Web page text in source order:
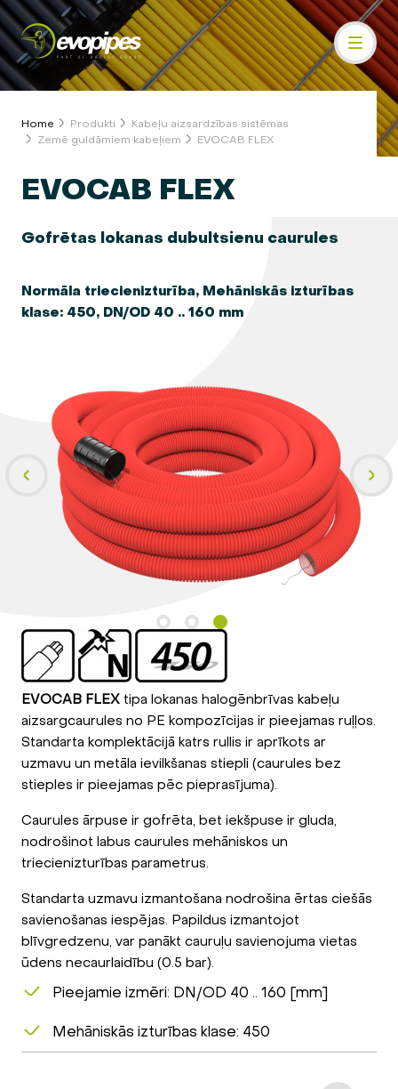
Home Produkti
Kabeļu aizsardzības sistēmas
Zemē guldāmiem kabeļiem
EVOCAB FLEX
EVOCAB FLEX
Gofrētas lokanas dubultsienu caurules
Normāla triecienizturība, Mehāniskās izturības
klase: 450, DN/OD 40 .. 160 mm
EVOCAB FLEX tipa lokanas halogēnbrīvas kabeļu
aizsargcaurules no PE kompozīcijas ir pieejamas ruļļos.
Standarta komplektācijā katrs rullis ir aprīkots ar
uzmavu un metāla ievilkšanas stiepli (caurules bez
stieples ir pieejamas pēc pieprasījuma).
Caurules ārpuse ir gofrēta, bet iekšpuse ir gluda,
nodrošinot labus caurules mehāniskos un
triecienizturības parametrus.
Standarta uzmavu izmantošana nodrošina ērtas ciešās
savienošanas iespējas. Papildus izmantojot
blīvgredzenu, var panākt cauruļu savienojuma vietas
ūdens necaurlaidību (0.5 bar).
Pieejamie izmēri: DN/OD 40 .. 160 [mm]
Mehāniskās izturības klase: 450